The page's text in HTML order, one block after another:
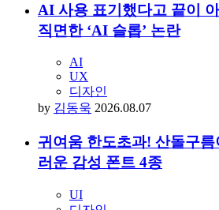
AI 사용 표기했다고 끝이
직면한 ‘AI 슬롭’ 논란
AI
UX
디자인
by 김동욱 2026.08.07
귀여움 한도초과! 산돌구
러운 감성 폰트 4종
UI